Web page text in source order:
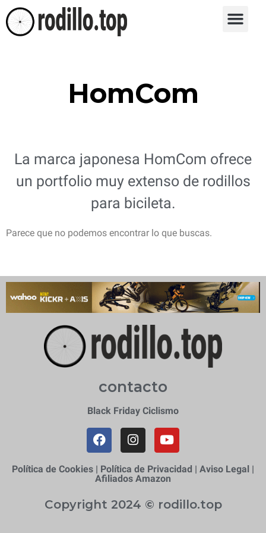
HomCom
La marca japonesa HomCom ofrece
un portfolio muy extenso de rodillos
para bicileta.
Parece que no podemos encontrar lo que buscas.
contacto
Black Friday Ciclismo
Política de Cookies | Política de Privacidad | Aviso Legal |
Afiliados Amazon
Copyright 2024 © rodillo.top